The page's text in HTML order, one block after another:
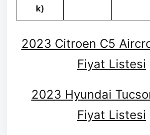
k)
2023 Citroen C5
Fiyat Listesi
2023 Hyundai
Fiyat Listesi